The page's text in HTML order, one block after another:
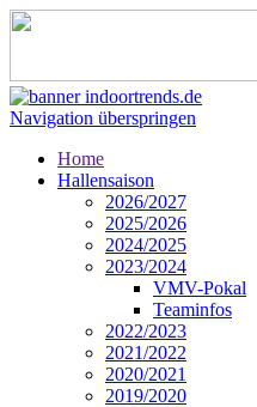
Navigation überspringen
Home
Hallensaison
2026/2027
2025/2026
2024/2025
2023/2024
VMV-Pokal
Teaminfos
2022/2023
2021/2022
2020/2021
2019/2020